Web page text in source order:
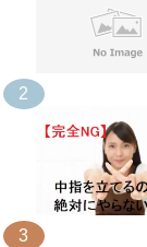
2
3